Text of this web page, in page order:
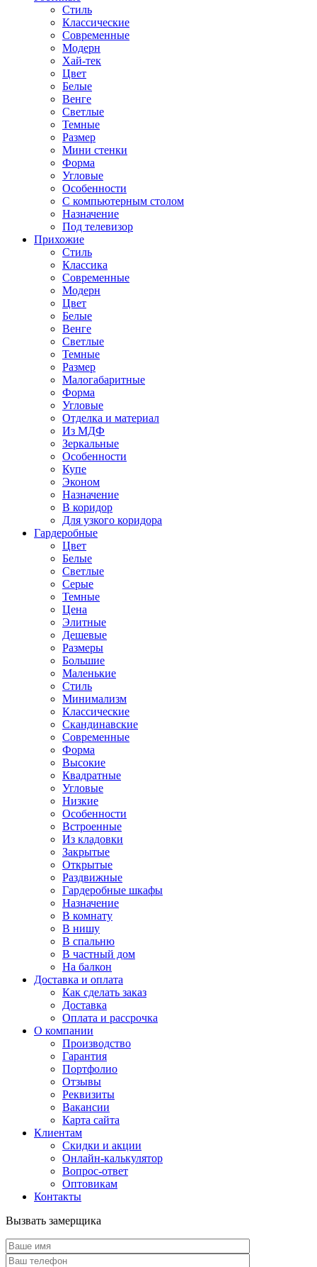
Стиль
Классические
Современные
Модерн
Хай-тек
Цвет
Белые
Венге
Светлые
Темные
Размер
Мини стенки
Форма
Угловые
Особенности
С компьютерным столом
Назначение
Под телевизор
Прихожие
Стиль
Классика
Современные
Модерн
Цвет
Белые
Венге
Светлые
Темные
Размер
Малогабаритные
Форма
Угловые
Отделка и материал
Из МДФ
Зеркальные
Особенности
Купе
Эконом
Назначение
В коридор
Для узкого коридора
Гардеробные
Цвет
Белые
Светлые
Серые
Темные
Цена
Элитные
Дешевые
Размеры
Большие
Маленькие
Стиль
Минимализм
Классические
Скандинавские
Современные
Форма
Высокие
Квадратные
Угловые
Низкие
Особенности
Встроенные
Из кладовки
Закрытые
Открытые
Раздвижные
Гардеробные шкафы
Назначение
В комнату
В нишу
В спальню
В частный дом
На балкон
Доставка и оплата
Как сделать заказ
Доставка
Оплата и рассрочка
О компании
Производство
Гарантия
Портфолио
Отзывы
Реквизиты
Вакансии
Карта сайта
Клиентам
Скидки и акции
Онлайн-калькулятор
Вопрос-ответ
Оптовикам
Контакты
Вызвать замерщика